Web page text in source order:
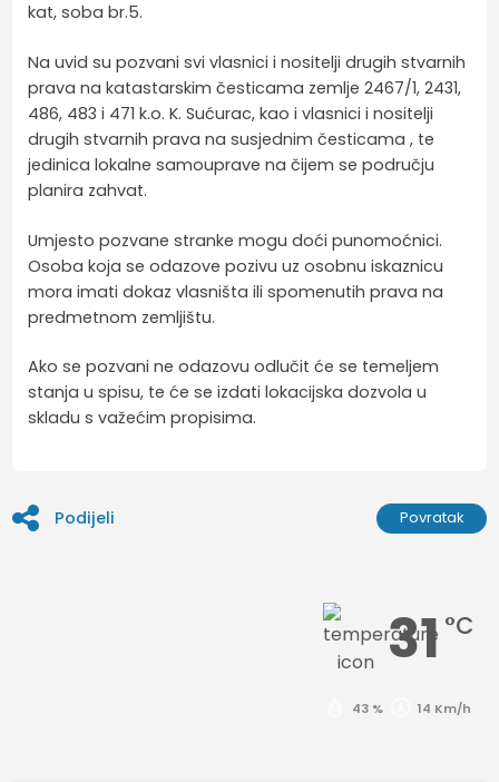
kat, soba br.5.
Na uvid su pozvani svi vlasnici i nositelji drugih stvarnih
prava na katastarskim česticama zemlje 2467/1, 2431,
486, 483 i 471 k.o. K. Sućurac, kao i vlasnici i nositelji
drugih stvarnih prava na susjednim česticama , te
jedinica lokalne samouprave na čijem se području
planira zahvat.
Umjesto pozvane stranke mogu doći punomoćnici.
Osoba koja se odazove pozivu uz osobnu iskaznicu
mora imati dokaz vlasništa ili spomenutih prava na
predmetnom zemljištu.
Ako se pozvani ne odazovu odlučit će se temeljem
stanja u spisu, te će se izdati lokacijska dozvola u
skladu s važećim propisima.
Podijeli Povratak
31 °C
43 % 14 Km/h